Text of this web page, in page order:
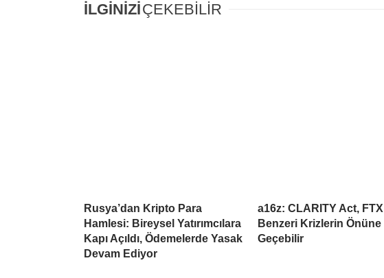
İLGİNİZİÇEKEBİLİR
Rusya’dan Kripto Para
Hamlesi: Bireysel Yatırımcılara
Kapı Açıldı, Ödemelerde Yasak
Devam Ediyor
a16z: CLARITY Act, FTX
Benzeri Krizlerin Önüne
Geçebilir